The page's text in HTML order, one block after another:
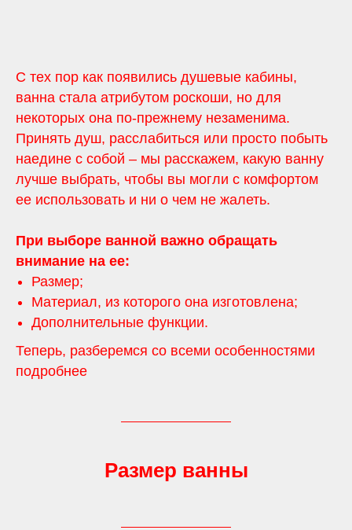
С тех пор как появились душевые кабины,
ванна стала атрибутом роскоши, но для
некоторых она по-прежнему незаменима.
Принять душ, расслабиться или просто побыть
наедине с собой – мы расскажем, какую ванну
лучше выбрать, чтобы вы могли с комфортом
ее использовать и ни о чем не жалеть.
При выборе ванной важно обращать
внимание на ее:
Размер;
Материал, из которого она изготовлена;
Дополнительные функции.
Теперь, разберемся со всеми особенностями
подробнее
Размер ванны